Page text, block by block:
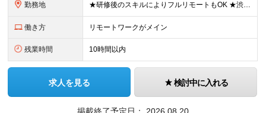
勤務地 ★研修後のスキルによりフルリモートもOK ★渋谷駅徒歩2分！100席の新しいコワーキングスペース完備 ★本社、東京都、神奈川県、埼玉県、千葉県などのプロジェクト先 【本社】 東京都渋谷区渋谷3-10
働き方 リモートワークがメイン
残業時間 10時間以内
求人を見る 検討中に入れる